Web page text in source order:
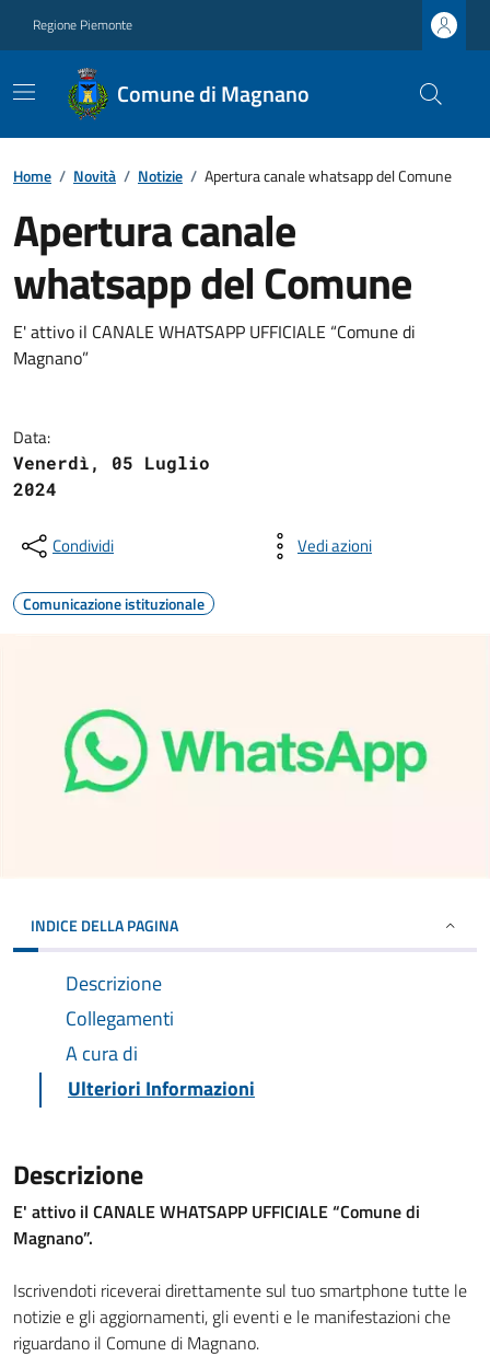
Regione Piemonte
Comune di Magnano
Home / Novità / Notizie / Apertura canale whatsapp del Comune
Apertura canale
whatsapp del Comune
E' attivo il CANALE WHATSAPP UFFICIALE “Comune di
Magnano”
Data:
Venerdì, 05 Luglio
2024
Condividi Vedi azioni
Comunicazione istituzionale
INDICE DELLA PAGINA
Descrizione
Collegamenti
A cura di
Ulteriori Informazioni
Descrizione
E' attivo il CANALE WHATSAPP UFFICIALE “Comune di
Magnano”.
Iscrivendoti riceverai direttamente sul tuo smartphone tutte le
notizie e gli aggiornamenti, gli eventi e le manifestazioni che
riguardano il Comune di Magnano.